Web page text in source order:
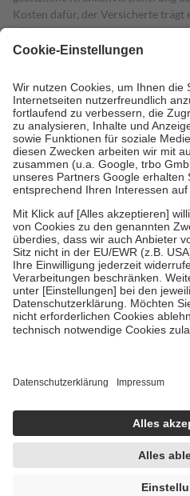
Kosten dafür, der Versicherte trägt
mit.
Grundsätzlich leisten Mitglieder
höchstens zehn Euro.
Es sind
Kosten der Leistung zu entrichten.
Diese Regeln gelten grundsätzlich
Bei Heilmitteln und häuslicher
Zuzahlung zehn Prozent der
Verordnung.
Um das Engagement der
stärken und die besondere
fallenkeine Zuzahlungenan bei:
• Kindern und Jugendlichen bis
mit Ausnahme der Fahrkosten
• Untersuchungen zur Vorsorge
GKV getragen werden
• empfohlenen Schutzimpfungen
• Harn- und Blutteststreifen
getroffen, um sicherzustellen, dass
https://help.etrusted.com/hc/de/
Einige Bilder und Inhalte wurden